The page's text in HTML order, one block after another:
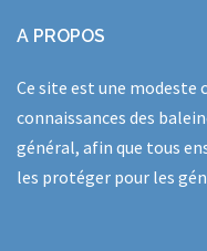
A PROPOS
Ce site est une
connaissances des
général, afin que tous
les protéger pour les